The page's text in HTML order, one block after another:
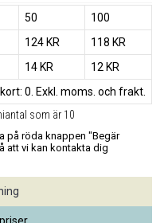
50
100
124 KR
118 KR
14 KR
12 KR
0. Exkl. moms. och frakt.
som är 10
på röda knappen "Begär
att vi kan kontakta dig